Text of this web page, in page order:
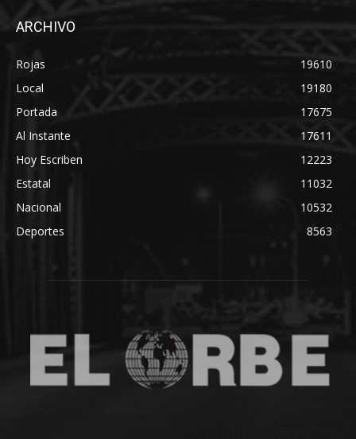
ARCHIVO
Rojas
19610
Local
19180
Portada
17675
Al Instante
17611
Hoy Escriben
12223
Estatal
11032
Nacional
10532
Deportes
8563